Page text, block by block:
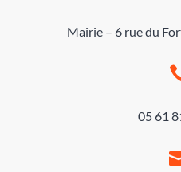
Mairie – 6 rue du
05 61